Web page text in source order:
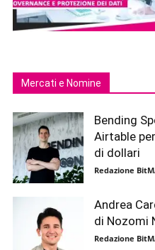
Mercati e Nomine
Bending
Airtable
di dollari
Redazione
Andrea
di Nozomi
Redazione